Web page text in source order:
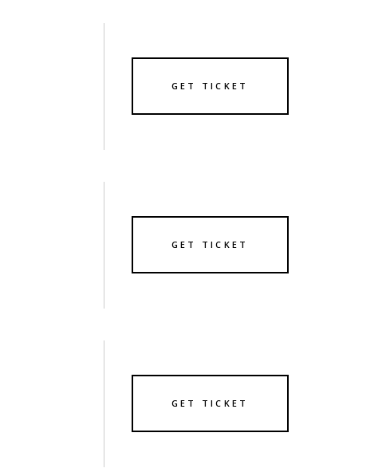
GET TICKET
GET TICKET
GET TICKET